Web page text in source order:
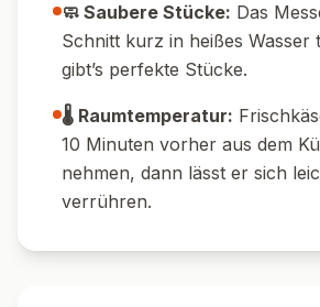
🧼 Saubere Stücke: Das
Schnitt kurz in heißes Wasser
gibt’s perfekte Stücke.
🌡️ Raumtemperatur:
10 Minuten vorher aus dem
nehmen, dann lässt er sich
verrühren.